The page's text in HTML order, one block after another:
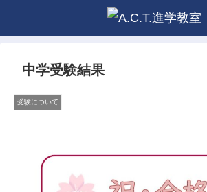
中学受験結果
受験について